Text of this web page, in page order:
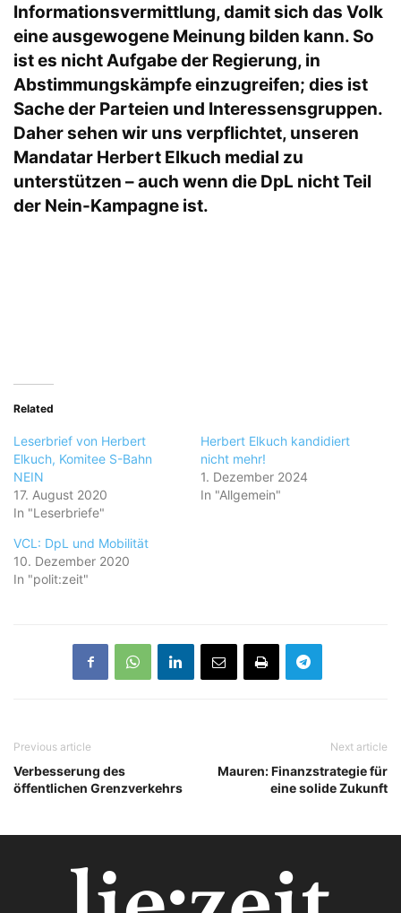
Informationsvermittlung, damit sich das Volk
eine ausgewogene Meinung bilden kann. So
ist es nicht Aufgabe der Regierung, in
Abstimmungskämpfe einzugreifen; dies ist
Sache der Parteien und Interessensgruppen.
Daher sehen wir uns verpflichtet, unseren
Mandatar Herbert Elkuch medial zu
unterstützen – auch wenn die DpL nicht Teil
der Nein-Kampagne ist.
Related
Leserbrief von Herbert
Elkuch, Komitee S-Bahn
NEIN
17. August 2020
In "Leserbriefe"
Herbert Elkuch kandidiert
nicht mehr!
1. Dezember 2024
In "Allgemein"
VCL: DpL und Mobilität
10. Dezember 2020
In "polit:zeit"
Previous article
Verbesserung des
öffentlichen Grenzverkehrs
Next article
Mauren: Finanzstrategie für
eine solide Zukunft